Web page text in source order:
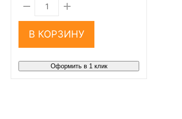
В КОРЗИНУ
Оформить в 1 клик